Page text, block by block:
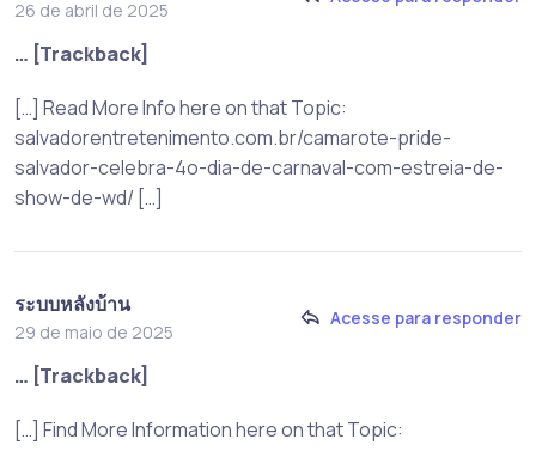
26 de abril de 2025
… [Trackback]
[…] Read More Info here on that Topic:
salvadorentretenimento.com.br/camarote-pride-
salvador-celebra-4o-dia-de-carnaval-com-estreia-de-
show-de-wd/ […]
ระบบหลังบ้าน
29 de maio de 2025
Acesse para responder
… [Trackback]
[…] Find More Information here on that Topic: